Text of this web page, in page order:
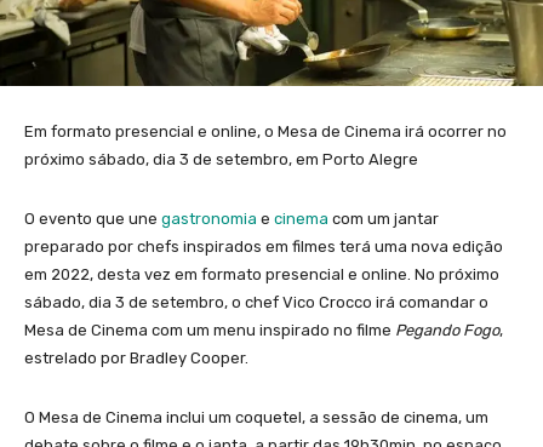
Em formato presencial e online, o Mesa de Cinema irá ocorrer no
próximo sábado, dia 3 de setembro, em Porto Alegre
O evento que une gastronomia e cinema com um jantar
preparado por chefs inspirados em filmes terá uma nova edição
em 2022, desta vez em formato presencial e online. No próximo
sábado, dia 3 de setembro, o chef Vico Crocco irá comandar o
Mesa de Cinema com um menu inspirado no filme Pegando Fogo,
estrelado por Bradley Cooper.
O Mesa de Cinema inclui um coquetel, a sessão de cinema, um